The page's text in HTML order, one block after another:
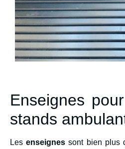
Enseignes
stands
Lesenseignes sont bien plus